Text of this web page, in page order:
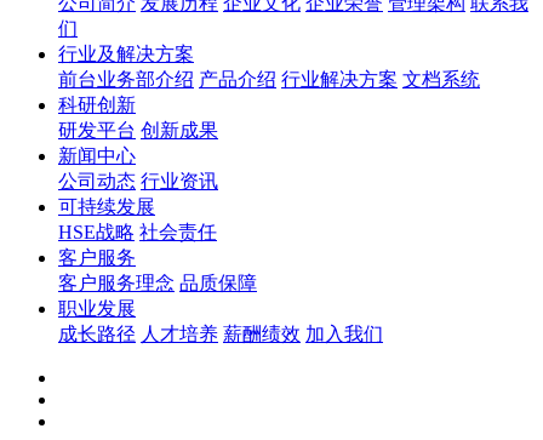
们
行业及解决方案
前台业务部介绍 产品介绍 行业解决方案 文档系统
科研创新
研发平台 创新成果
新闻中心
公司动态 行业资讯
可持续发展
HSE战略 社会责任
客户服务
客户服务理念 品质保障
职业发展
成长路径 人才培养 薪酬绩效 加入我们